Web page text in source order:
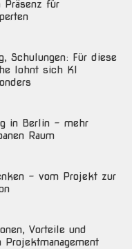
Präsenz für
Schulungen: Für diese
lohnt sich KI
in Berlin – mehr
Raum
– vom Projekt zur
Vorteile und